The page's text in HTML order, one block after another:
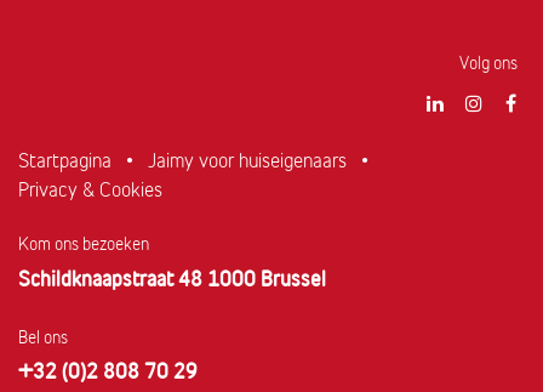
Volg ons
Startpagina • Jaimy voor huiseigenaars
•
Privacy & Cookies
Kom ons bezoeken
Schildknaapstraat 48 1000 Brussel
Bel ons
+32 (0)2 808 70 29